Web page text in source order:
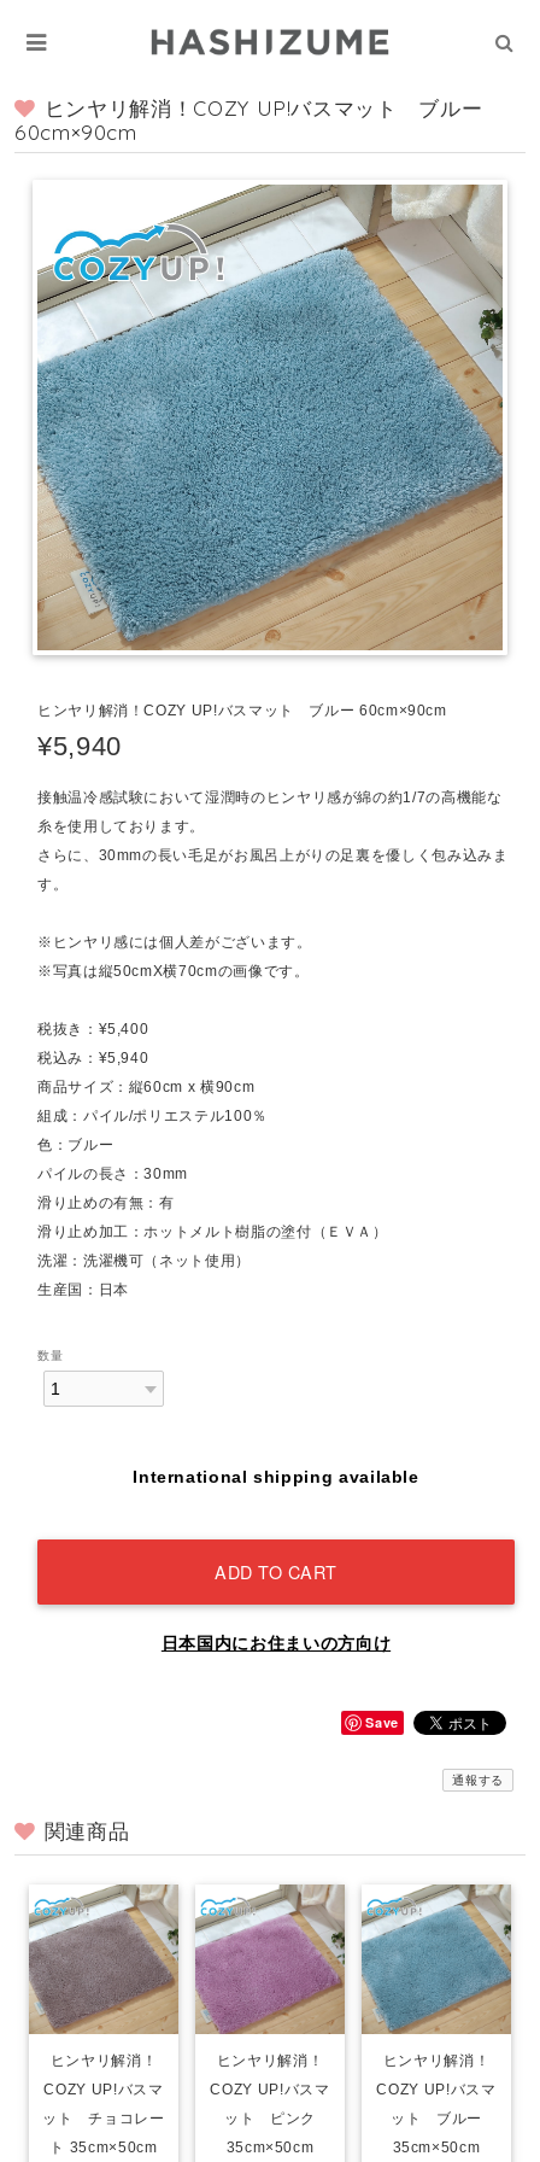
ヒンヤリ解消！COZY UP!バスマット ブルー
60cm×90cm
ヒンヤリ解消！COZY UP!バスマット ブルー 60cm×90cm
¥5,940
接触温冷感試験において湿潤時のヒンヤリ感が綿の約1/7の高機能な
糸を使用しております。
さらに、30mmの長い毛足がお風呂上がりの足裏を優しく包み込みま
す。
※ヒンヤリ感には個人差がございます。
※写真は縦50cmX横70cmの画像です。
税抜き：¥5,400
税込み：¥5,940
商品サイズ：縦60cm x 横90cm
組成：パイル/ポリエステル100％
色：ブルー
パイルの長さ：30mm
滑り止めの有無：有
滑り止め加工：ホットメルト樹脂の塗付（ＥＶＡ）
洗濯：洗濯機可（ネット使用）
生産国：日本
数量
International shipping available
ADD TO CART
日本国内にお住まいの方向け
Save
通報する
関連商品
ヒンヤリ解消！
COZY UP!バスマ
ット チョコレー
ト 35cm×50cm
ヒンヤリ解消！
COZY UP!バスマ
ット ピンク
35cm×50cm
ヒンヤリ解消！
COZY UP!バスマ
ット ブルー
35cm×50cm